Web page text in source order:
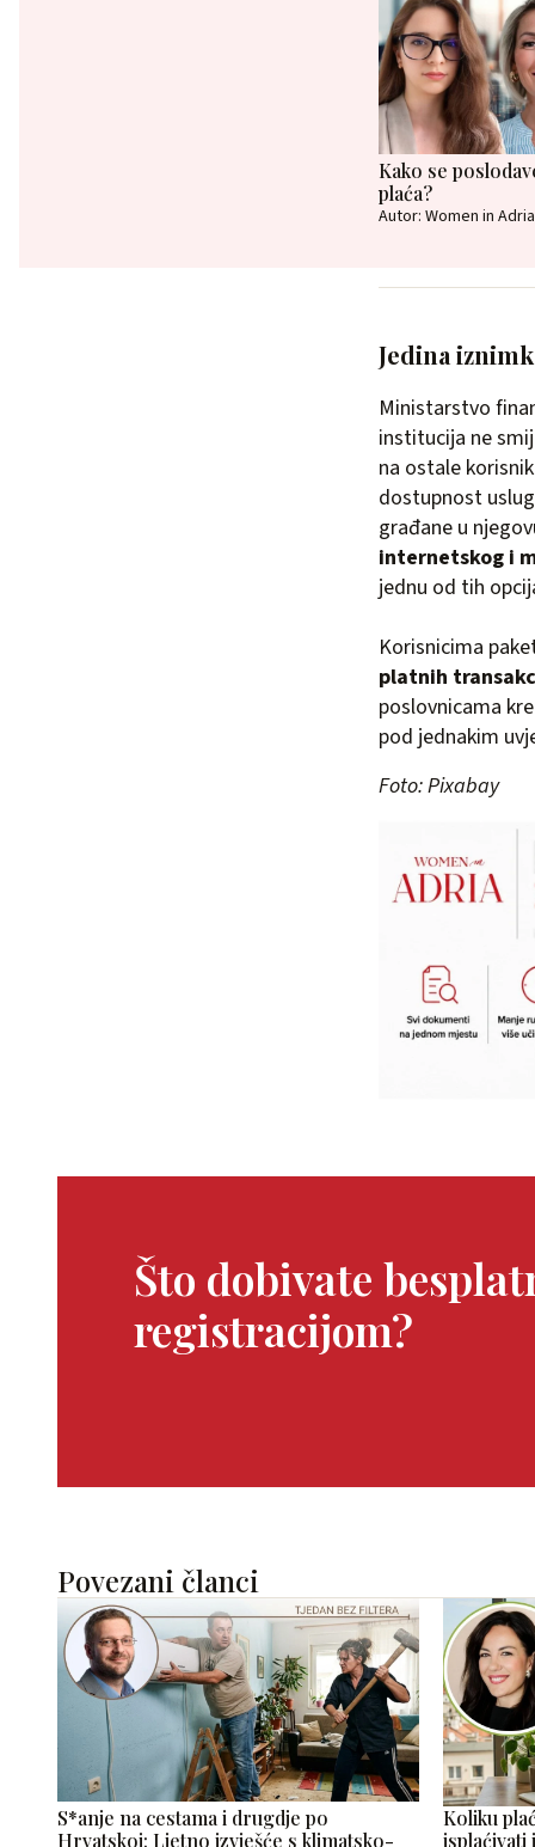
Kako se
plaća?
Autor: Women in Adria
Jedina
Ministarstvo
institucija ne
na ostale
dostupnost
građane u
internetskog i
jednu od tih
Korisnicima
platnih
poslovnicama
pod jednakim
Foto: Pixabay
Što dobivate
registracijom?
Povezani članci
S*anje na cestama i drugdje po
Hrvatskoj: Ljetno izvješće s klimatsko-
Koliku
isplaćivati